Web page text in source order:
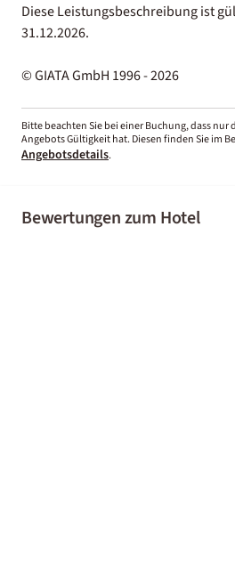
Diese Leistungsbeschreibung ist
31.12.2026.
© GIATA GmbH 1996 - 2026
Bitte beachten Sie bei einer Buchung, dass
Angebots Gültigkeit hat. Diesen finden Sie im
Angebotsdetails.
Bewertungen zum Hotel